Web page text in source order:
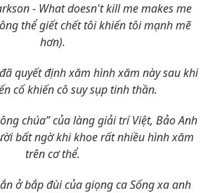
- What doesn't kill me makes me
thể giết chết tôi khiến tôi mạnh mẽ
hơn).
quyết định xăm hình xăm này sau khi
cố khiến cô suy sụp tinh thần.
chúa” của làng giải trí Việt, Bảo Anh
bất ngờ khi khoe rất nhiều hình xăm
trên cơ thể.
ở bắp đùi của giọng ca Sống xa anh